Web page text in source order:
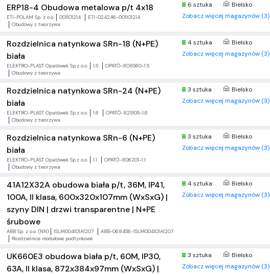
ERP18-4 Obudowa metalowa p/t 4x18
ETI-POLAM Sp. z o.o. 001101214
ETI-024246-001101214
Obudowy z tworzywa
6 sztuka
Bielsko
Zobacz więcej magazynów (3)
Rozdzielnica natynkowa SRn-18 (N+PE)
biała
ELEKTRO-PLAST Opatówek Sp.z o.o. 1.5
OPATÓ-808560-1.5
Obudowy z tworzywa
4 sztuka
Bielsko
Zobacz więcej magazynów (3)
Rozdzielnica natynkowa SRn-24 (N+PE)
biała
ELEKTRO-PLAST Opatówek Sp.z o.o. 1.6
OPATÓ-825105-1.6
Obudowy z tworzywa
3 sztuka
Bielsko
Zobacz więcej magazynów (3)
Rozdzielnica natynkowa SRn-6 (N+PE)
biała
ELEKTRO-PLAST Opatówek Sp.z o.o. 1.1
OPATÓ-806201-1.1
Obudowy z tworzywa
3 sztuka
Bielsko
Zobacz więcej magazynów (3)
41A12X32A obudowa biała p/t, 36M, IP41,
100A, II klasa, 600x320x107mm (WxSxG) |
szyny DIN | drzwi transparentne | N+PE
śrubowe
ABB Sp. z o.o. (NN) 1SLM004101A1207
ABB-068456-1SLM004101A1207
Rozdzielnice modułowe podtynkowe
4 sztuka
Bielsko
Zobacz więcej magazynów (3)
UK660E3 obudowa biała p/t, 60M, IP30,
63A, II klasa, 872x384x97mm (WxSxG) |
3 sztuka
Bielsko
Zobacz więcej magazynów (3)